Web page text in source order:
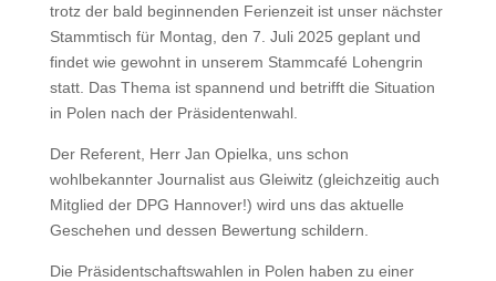
trotz der bald beginnenden Ferienzeit ist unser nächster
Stammtisch für Montag, den 7. Juli 2025 geplant und
findet wie gewohnt in unserem Stammcafé Lohengrin
statt. Das Thema ist spannend und betrifft die Situation
in Polen nach der Präsidentenwahl.
Der Referent, Herr Jan Opielka, uns schon
wohlbekannter Journalist aus Gleiwitz (gleichzeitig auch
Mitglied der DPG Hannover!) wird uns das aktuelle
Geschehen und dessen Bewertung schildern.
Die Präsidentschaftswahlen in Polen haben zu einer